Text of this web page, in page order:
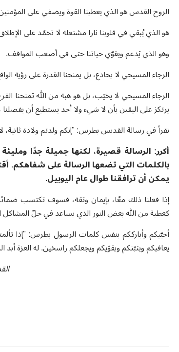
الروح القدس هو الذي يعطينا القوة ويضفي على المؤمنين
هو الذي يُبقي في قلوبنا نارا مشتعلة لا تخمُد على
وهو الذي يَدعم ويقوّي حياتنا حتى في أصعب المواقف.
الرجاء المسيحي لا يخادع، بل يمنحنا القدرة على رؤية
الرجاء المسيحي لا يخيّب، بل هو هبة من الله تمنحنا
يرتكز على اليقين بأن لا شيء ولا أحد يستطيع أن
نقرأ في رسالة القديس بطرس: "إنكم ولدتم ولادة ثانية، لا
أكرر: الرسالة قصيرة، لكنها جميلة جدًا ومليئة
بالكلمات التي تضعها الرسالة على شفاهكم.
يمكن أن ترافقنا طوال عام اليوبيل.
إذا فعلنا ذلك معًا، بإيمان وثقة، فسوف تكتسب
كعطية من الله بعض النور الذي يساعد في حلّ المشاكل
أحيّيكم وأبارككم بنفس كلمات الرسول بطرس: "إذا
يعافيكم ويثبّتكم ويقوّيكم ويجعلكم راسخين. له العزة أبد الدهور.
القدس